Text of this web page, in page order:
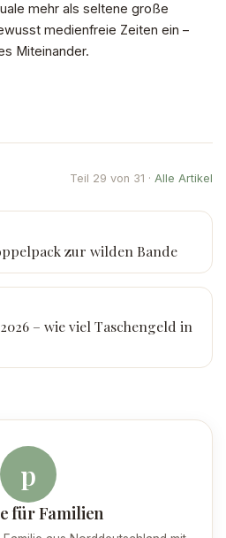
mehr als seltene große
medienfreie Zeiten ein –
Miteinander.
Teil 29 von 31 ·Alle Artikel
zur wilden Bande
– wie viel Taschengeld in
p
für Familien